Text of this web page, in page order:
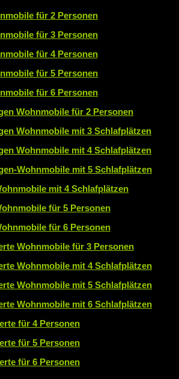
für 2 Personen
für 3 Personen
für 4 Personen
für 5 Personen
für 6 Personen
Wohnmobile für 2 Personen
Wohnmobile mit 3 Schlafplätzen
Wohnmobile mit 4 Schlafplätzen
Wohnmobile mit 5 Schlafplätzen
mit 4 Schlafplätzen
für 5 Personen
für 6 Personen
Wohnmobile für 3 Personen
Wohnmobile mit 4 Schlafplätzen
Wohnmobile mit 5 Schlafplätzen
Wohnmobile mit 6 Schlafplätzen
für 4 Personen
für 5 Personen
für 6 Personen